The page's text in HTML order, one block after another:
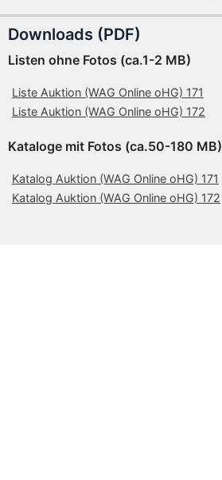
Downloads (PDF)
Listen ohne Fotos (ca.1-2 MB)
Liste Auktion (WAG Online oHG) 171
Liste Auktion (WAG Online oHG) 172
Kataloge mit Fotos (ca.50-180 MB)
Katalog Auktion (WAG Online oHG) 171
Katalog Auktion (WAG Online oHG) 172